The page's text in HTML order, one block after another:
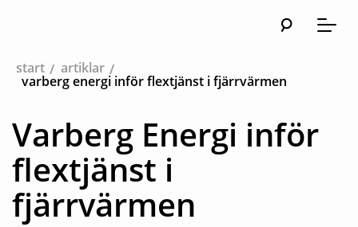
Meny
start
artiklar
varberg energi inför flextjänst i fjärrvärmen
Varberg Energi inför
flextjänst i
fjärrvärmen